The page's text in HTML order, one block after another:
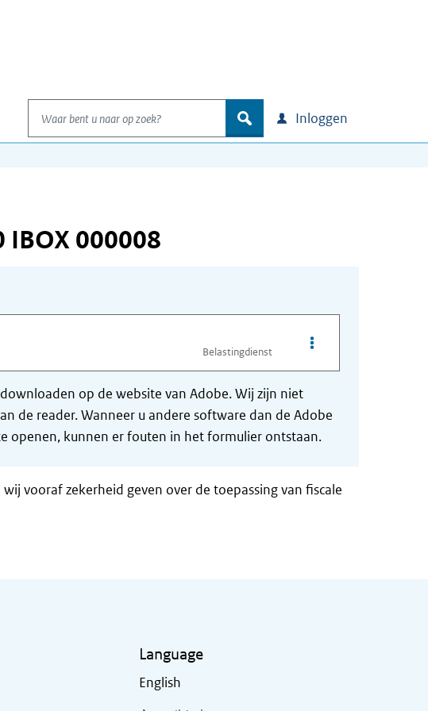
Waar bent u naar op zoek?
zoek Inloggen
000008
Belastingdienst
Opties van bestand
op de website van Adobe. Wij zijn niet
de reader. Wanneer u andere software dan de Adobe
openen, kunnen er fouten in het formulier ontstaan.
vooraf zekerheid geven over de toepassing van fiscale
Language
English